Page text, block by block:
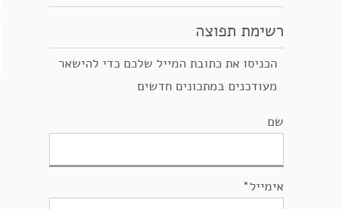
רשימת תפוצה
הכניסו את כתובת המייל שלכם כדי להישאר
מעודכנים במתכונים חדשים
שם
אימייל*